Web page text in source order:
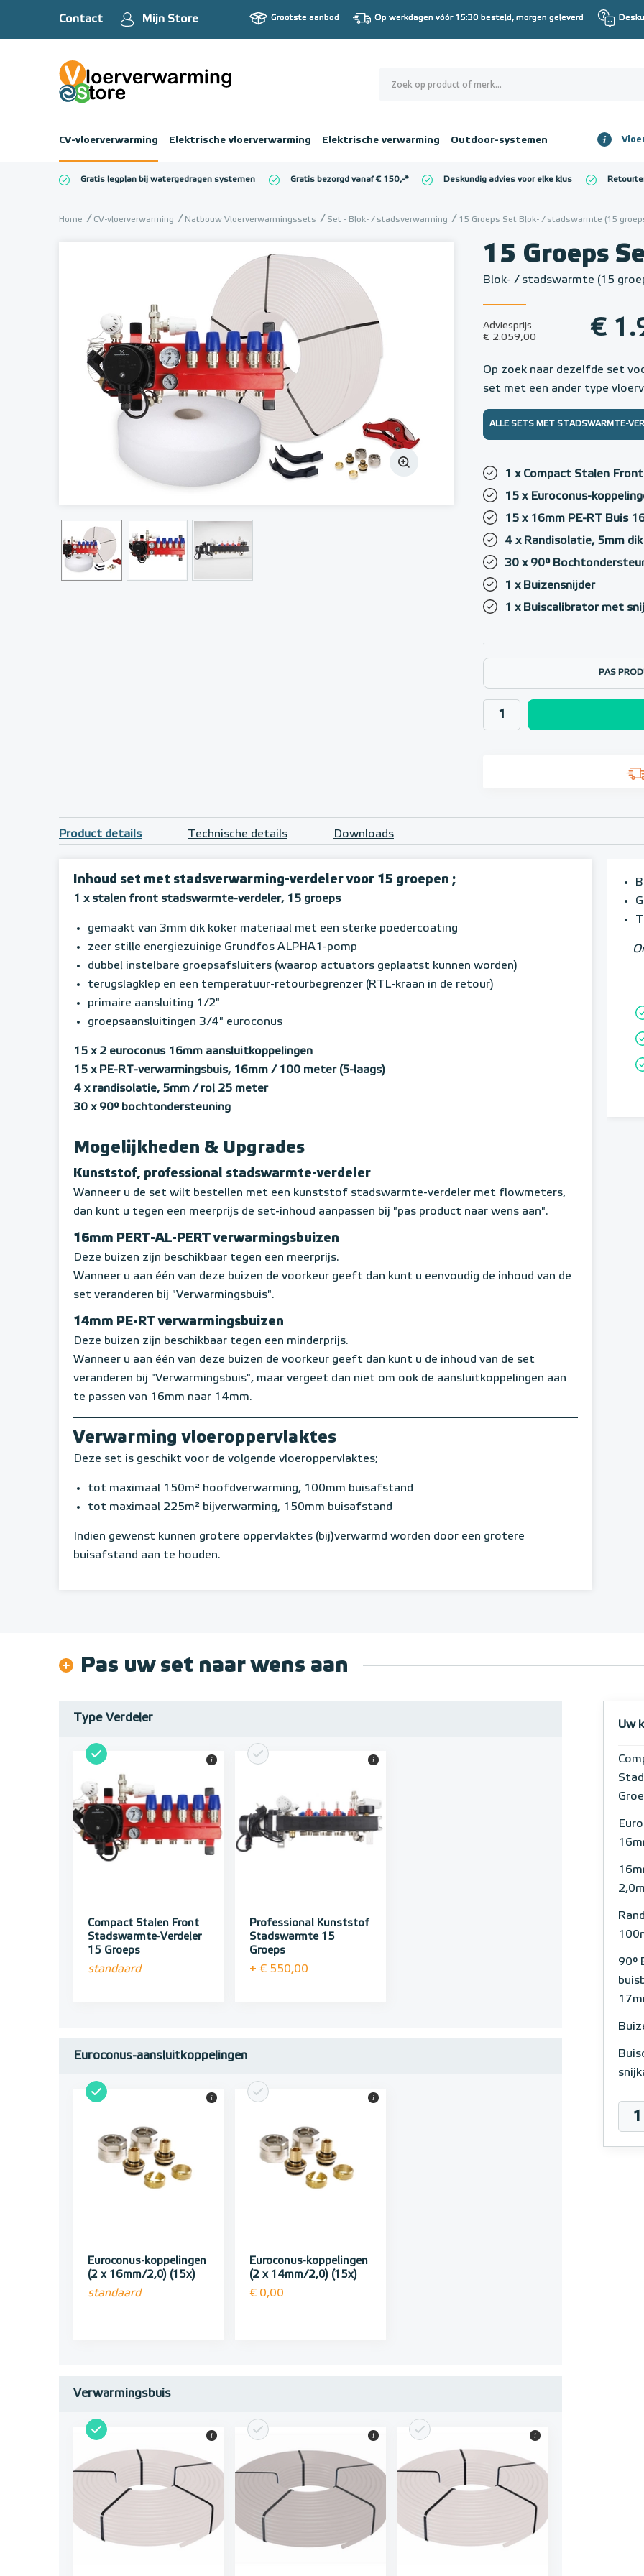
Contact Mijn Store Grootste aanbod Op werkdagen vóór 15:30 besteld, morgen geleverd
CV-vloerverwarming Elektrische vloerverwarming Elektrische verwarming Outdoor-systemen
€ 0,00
Gratis legplan bij watergedragen systemen Gratis bezorgd vanaf € 150,-* Deskundig advies voor elke klus
Home CV-vloerverwarming Natbouw Vloerverwarmingssets Set - Blok- / stadsverwarming 15 Groeps Set Blok- / stadswarmte (15
15 Groeps
Blok- / stadswarmte (15
Adviesprijs
€ 2.059,00
€
Op zoek naar dezelfde set
set met een ander type
ALLE SETS MET STADSWARMTE-
1 x Compact Stalen
15 x Euroconus-
15 x 16mm PE-RT Buis
4 x Randisolatie, 5mm
30 x 90°
1 x Buizensnijder
1 x Buiscalibrator met
PAS
Product details Technische details Downloads
Inhoud set met stadsverwarming-verdeler voor 15 groepen ;
1 x stalen front stadswarmte-verdeler, 15 groeps
gemaakt van 3mm dik koker materiaal met een sterke poedercoating
zeer stille energiezuinige Grundfos ALPHA1-pomp
dubbel instelbare groepsafsluiters (waarop actuators geplaatst kunnen worden)
terugslagklep en een temperatuur-retourbegrenzer (RTL-kraan in de retour)
primaire aansluiting 1/2"
groepsaansluitingen 3/4" euroconus
15 x 2 euroconus 16mm aansluitkoppelingen
15 x PE-RT-verwarmingsbuis, 16mm / 100 meter (5-laags)
4 x randisolatie, 5mm / rol 25 meter
30 x 90° bochtondersteuning
Mogelijkheden & Upgrades
Kunststof, professional stadswarmte-verdeler
Wanneer u de set wilt bestellen met een kunststof stadswarmte-verdeler met flowmeters,
dan kunt u tegen een meerprijs de set-inhoud aanpassen bij "pas product naar wens aan".
16mm PERT-AL-PERT verwarmingsbuizen
Deze buizen zijn beschikbaar tegen een meerprijs.
Wanneer u aan één van deze buizen de voorkeur geeft dan kunt u eenvoudig de inhoud van de
set veranderen bij "Verwarmingsbuis".
14mm PE-RT verwarmingsbuizen
Deze buizen zijn beschikbaar tegen een minderprijs.
Wanneer u aan één van deze buizen de voorkeur geeft dan kunt u de inhoud van de set
veranderen bij "Verwarmingsbuis", maar vergeet dan niet om ook de aansluitkoppelingen aan
te passen van 16mm naar 14mm.
Verwarming vloeroppervlaktes
Deze set is geschikt voor de volgende vloeroppervlaktes;
tot maximaal 150m² hoofdverwarming, 100mm buisafstand
tot maximaal 225m² bijverwarming, 150mm buisafstand
Indien gewenst kunnen grotere oppervlaktes (bij)verwarmd worden door een grotere
buisafstand aan te houden.
Pas uw set naar wens aan
Type Verdeler
Compact Stalen Front
Stadswarmte-Verdeler
15 Groeps
standaard
i
Professional Kunststof
Stadswarmte 15
Groeps
+ € 550,00
i
Euroconus-aansluitkoppelingen
Euroconus-koppelingen
(2 x 16mm/2,0) (15x)
standaard
i
Euroconus-koppelingen
(2 x 14mm/2,0) (15x)
€ 0,00
i
Verwarmingsbuis
i i i
Uw
90°